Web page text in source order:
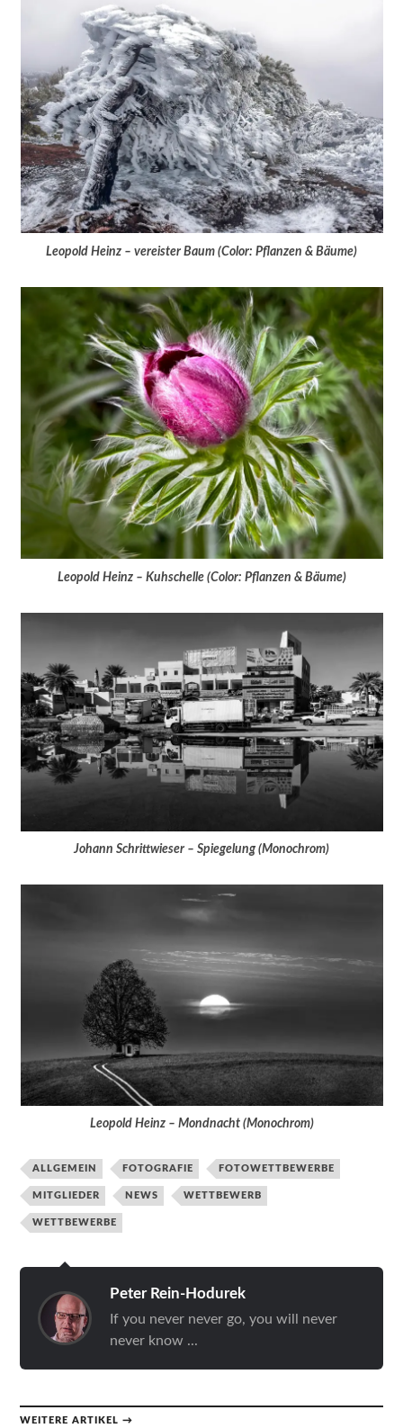
Leopold Heinz – vereister Baum (Color: Pflanzen & Bäume)
Leopold Heinz – Kuhschelle (Color: Pflanzen & Bäume)
Johann Schrittwieser – Spiegelung (Monochrom)
Leopold Heinz – Mondnacht (Monochrom)
ALLGEMEIN FOTOGRAFIE FOTOWETTBEWERBE
MITGLIEDER NEWS WETTBEWERB
WETTBEWERBE
Peter Rein-Hodurek
If you never never go, you will never
never know ...
WEITERE ARTIKEL →